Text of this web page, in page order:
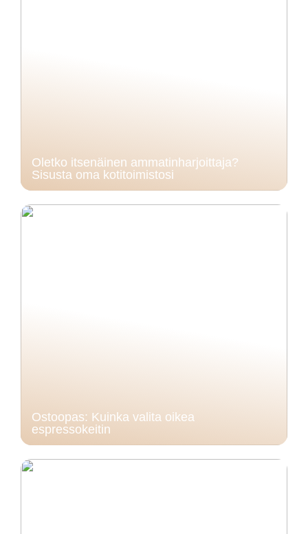
Oletko itsenäinen ammatinharjoittaja?
Sisusta oma kotitoimistosi
Ostoopas: Kuinka valita oikea
espressokeitin